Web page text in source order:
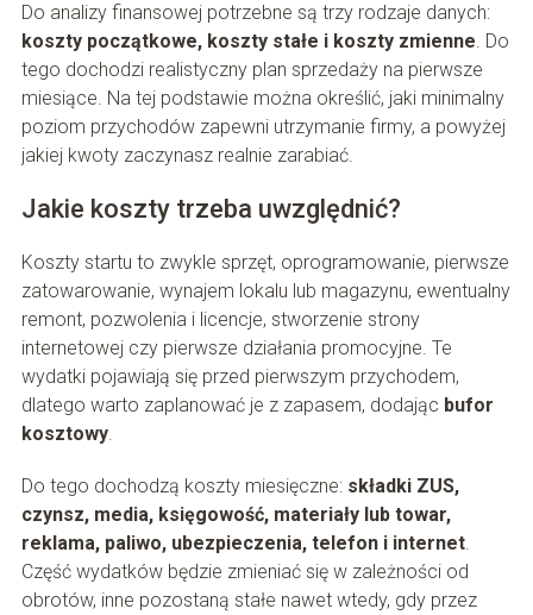
Do analizy finansowej potrzebne są trzy rodzaje danych:
koszty początkowe, koszty stałe i koszty zmienne. Do
tego dochodzi realistyczny plan sprzedaży na pierwsze
miesiące. Na tej podstawie można określić, jaki minimalny
poziom przychodów zapewni utrzymanie firmy, a powyżej
jakiej kwoty zaczynasz realnie zarabiać.
Jakie koszty trzeba uwzględnić?
Koszty startu to zwykle sprzęt, oprogramowanie, pierwsze
zatowarowanie, wynajem lokalu lub magazynu, ewentualny
remont, pozwolenia i licencje, stworzenie strony
internetowej czy pierwsze działania promocyjne. Te
wydatki pojawiają się przed pierwszym przychodem,
dlatego warto zaplanować je z zapasem, dodając bufor
kosztowy.
Do tego dochodzą koszty miesięczne: składki ZUS,
czynsz, media, księgowość, materiały lub towar,
reklama, paliwo, ubezpieczenia, telefon i internet.
Część wydatków będzie zmieniać się w zależności od
obrotów, inne pozostaną stałe nawet wtedy, gdy przez